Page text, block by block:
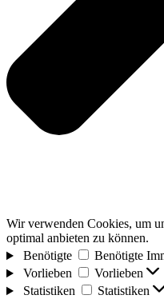
Wir verwenden Cookies, um
optimal anbieten zu können.
Benötigte
Benötigte
Vorlieben
Vorlieben
Statistiken
Statistiken